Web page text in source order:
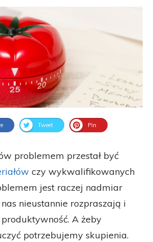
Tweet Pin
problemem przestał być
czy wykwalifikowanych
jest raczej nadmiar
nieustannie rozpraszają i
A żeby
potrzebujemy skupienia.